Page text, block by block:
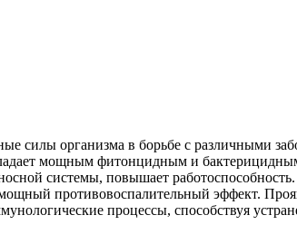
организма в борьбе с различными
мощным фитонцидным и бактерицидным
системы, повышает работоспособность.
противовоспалительный эффект.
процессы, способствуя